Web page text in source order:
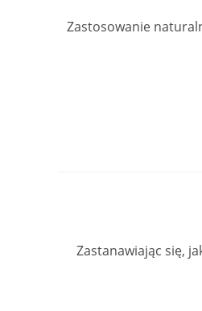
Zastosowanie
Zastanawiając się,